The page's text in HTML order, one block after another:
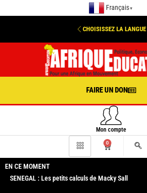
Français ▼
CHOISISSEZ LA LANGUE
FAIRE UN DON
Mon compte
0
EN CE MOMENT
SENEGAL : Les petits calculs de Macky Sall